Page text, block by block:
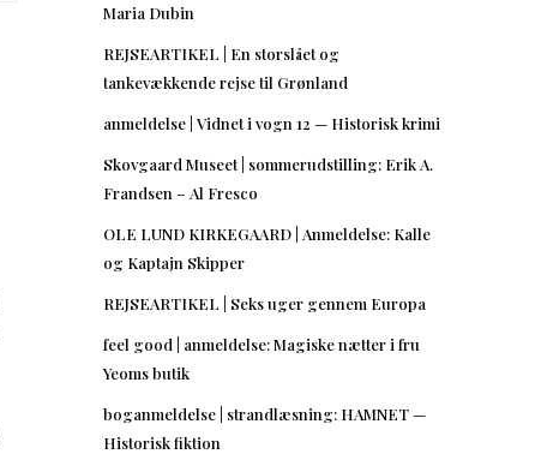
Maria Dubin
REJSEARTIKEL | En storslået og
tankevækkende rejse til Grønland
anmeldelse | Vidnet i vogn 12 — Historisk krimi
Skovgaard Museet | sommerudstilling: Erik A.
Frandsen – Al Fresco
OLE LUND KIRKEGAARD | Anmeldelse: Kalle
og Kaptajn Skipper
REJSEARTIKEL | Seks uger gennem Europa
feel good | anmeldelse: Magiske nætter i fru
Yeoms butik
boganmeldelse | strandlæsning: HAMNET —
Historisk fiktion